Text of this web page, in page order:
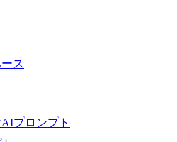
ス
プロンプト